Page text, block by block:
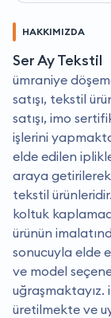
HAKKIMIZDA
Ser Ay Tekstil
ümraniye
satışı, tekstil
satışı, imo
işlerini
elde edilen
araya
tekstil
koltuk
ürünün
sonucuyla elde
ve model
uğraşmaktayız.
üretilmekte ve